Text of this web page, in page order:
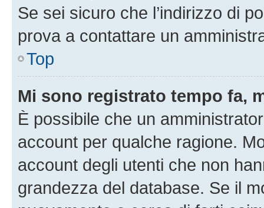
Se sei sicuro che l’indirizzo di
prova a contattare un
Top
Mi sono registrato tempo fa,
È possibile che un
account per qualche ragione.
account degli utenti che non
grandezza del database. Se il